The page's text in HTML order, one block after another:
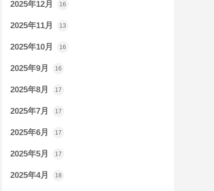
2025年12月 16
2025年11月 13
2025年10月 16
2025年9月 16
2025年8月 17
2025年7月 17
2025年6月 17
2025年5月 17
2025年4月 18